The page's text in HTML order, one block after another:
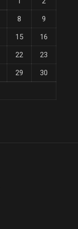
8 9
15 16
22 23
29 30